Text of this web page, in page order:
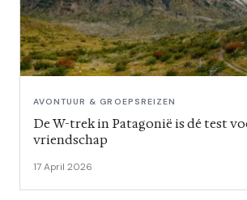
AVONTUUR & GROEPSREIZEN
De W-trek in Patagonië is dé test
vriendschap
17 April 2026